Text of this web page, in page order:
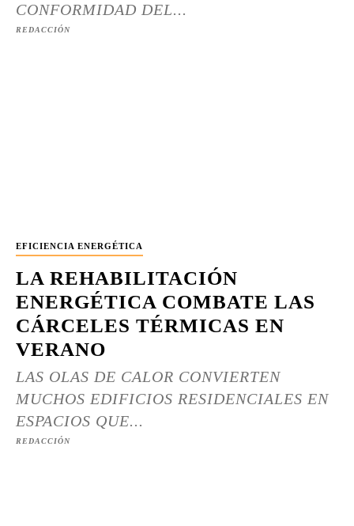
CONFORMIDAD DEL...
REDACCIÓN
EFICIENCIA ENERGÉTICA
LA REHABILITACIÓN
ENERGÉTICA COMBATE LAS
CÁRCELES TÉRMICAS EN
VERANO
LAS OLAS DE CALOR CONVIERTEN
MUCHOS EDIFICIOS RESIDENCIALES EN
ESPACIOS QUE...
REDACCIÓN